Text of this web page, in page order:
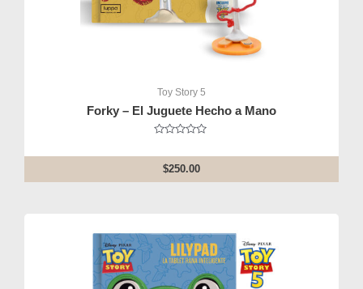
Toy Story 5
Forky – El Juguete Hecho a Mano
out
of
5
$250.00